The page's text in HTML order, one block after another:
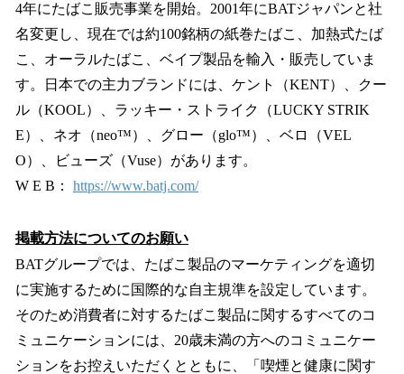
4年にたばこ販売事業を開始。2001年にBATジャパンと社
名変更し、現在では約100銘柄の紙巻たばこ、加熱式たば
こ、オーラルたばこ、ベイプ製品を輸入・販売していま
す。日本での主力ブランドには、ケント（KENT）、クー
ル（KOOL）、ラッキー・ストライク（LUCKY STRIK
E）、ネオ（neo™）、グロー（glo™）、ベロ（VEL
O）、ビューズ（Vuse）があります。
W E B： https://www.batj.com/
掲載方法についてのお願い
BATグループでは、たばこ製品のマーケティングを適切
に実施するために国際的な自主規準を設定しています。
そのため消費者に対するたばこ製品に関するすべてのコ
ミュニケーションには、20歳未満の方へのコミュニケー
ションをお控えいただくとともに、「喫煙と健康に関す